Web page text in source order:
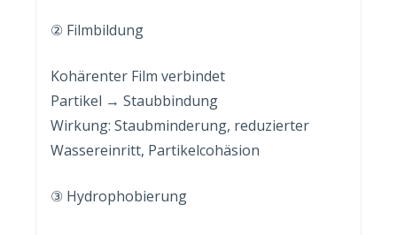
② Filmbildung
Kohärenter Film verbindet
Partikel → Staubbindung
Wirkung: Staubminderung, reduzierter
Wassereinritt, Partikelcohäsion
③ Hydrophobierung